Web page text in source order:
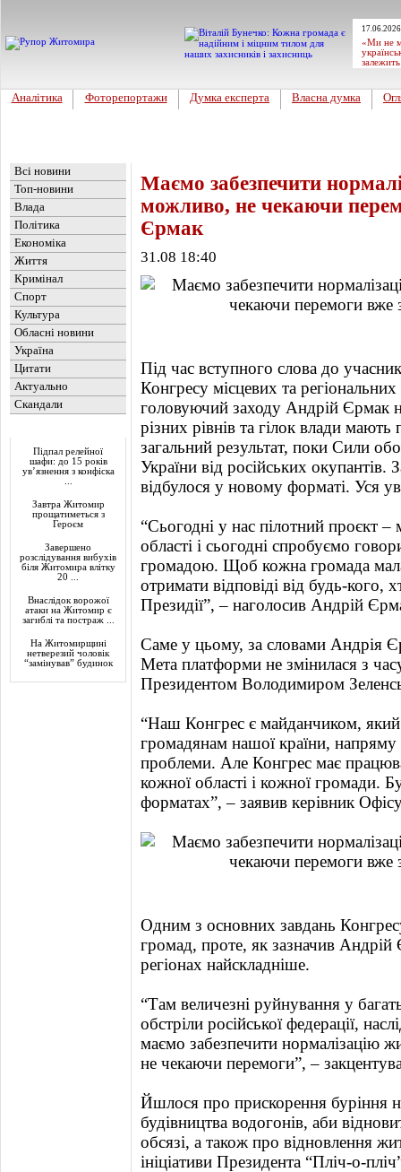
«Ми не
Аналітика Фоторепортажи Думка експерта Власна думка
Всі новини
Топ-новини
Влада
Політика
Економіка
Життя
Кримінал
Спорт
Культура
Обласні новини
Україна
Цитати
Актуально
Скандали
Підпал релейної
шафи: до 15 років
ув’язнення з конфіска
Завтра Житомир
прощатиметься з
Героєм
Завершено
розслідування вибухів
біля Житомира влітку
20 ...
Внаслідок ворожої
атаки на Житомир є
загиблі та постраж ...
На Житомирщині
нетверезий чоловік
“замінував” будинок
Маємо забезпечити
можливо, не чекаючи
Єрмак
31.08 18:40
Під час вступного слова до
Конгресу місцевих та
головуючий заходу Андрій Єрмак
різних рівнів та гілок влади
загальний результат, поки Сили
України від російських окупантів.
відбулося у новому форматі. Уся
“Сьогодні у нас пілотний проєкт
області і сьогодні спробуємо
громадою. Щоб кожна громада
отримати відповіді від будь-кого,
Президії”, – наголосив Андрій
Саме у цьому, за словами Андрія
Мета платформи не змінилася з
Президентом Володимиром
“Наш Конгрес є майданчиком,
громадянам нашої країни,
проблеми. Але Конгрес має
кожної області і кожної громади.
форматах”, – заявив керівник
Одним з основних завдань
громад, проте, як зазначив
регіонах найскладніше.
“Там величезні руйнування у
обстріли російської федерації,
маємо забезпечити нормалізацію
не чекаючи перемоги”, –
Йшлося про прискорення буріння
будівництва водогонів, аби
обсязі, а також про відновлення
ініціативи Президента “Пліч-о-